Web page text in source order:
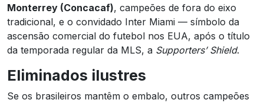
Monterrey (Concacaf), campeões de fora do eixo
tradicional, e o convidado Inter Miami — símbolo da
ascensão comercial do futebol nos EUA, após o título
da temporada regular da MLS, a Supporters’ Shield.
Eliminados ilustres
Se os brasileiros mantêm o embalo, outros campeões